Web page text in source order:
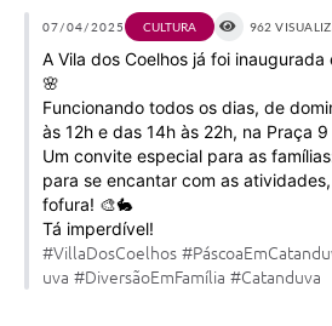
Notícias
Obras
Galeria de Vídeos
Projetos
Links
Telefones Úteis
A Prefeitura
07/04/2025 CULTURA 962
A Vila dos Coelhos já foi inaugurada
🌸
Funcionando todos os dias, de
às 12h e das 14h às 22h, na Praça
Um convite especial para as
para se encantar com as
fofura! 🎨🐇
Tá imperdível!
#VillaDosCoelhos
uva #DiversãoEmFamília #Catanduva